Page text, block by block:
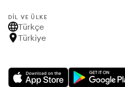
DIL VE ÜLKE
Türkçe
Türkiye